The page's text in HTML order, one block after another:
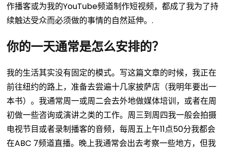
作播客或为我的YouTube频道制作短视频，都成了我为了持
续触达受众而必须做的事情的自然延伸。.
你的一天通常是怎么安排的？
我的生活其实没有固定的模式。写这篇文章的时候，我正在
前往纽约的路上，准备去尝遍十几家披萨店（我明年要出一
本书）。我通常周一或周二会去外地做媒体培训，或者在周
初做一些咨询或演讲之类的工作。周三到周四我一般会拍摄
电视节目或者录制播客的音频，每周五上午11点50分我都会
在ABC 7频道直播。晚上我通常会出去考察一些地方，但我